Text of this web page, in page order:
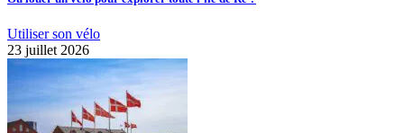
Utiliser son vélo
23 juillet 2026